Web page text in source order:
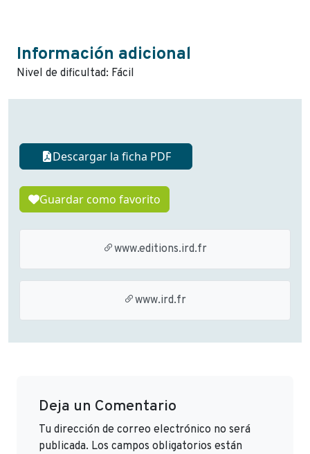
Información adicional
Nivel de dificultad: Fácil
Descargar la ficha PDF
Guardar como favorito
www.editions.ird.fr
www.ird.fr
Deja un Comentario
Tu dirección de correo electrónico no será
publicada. Los campos obligatorios están